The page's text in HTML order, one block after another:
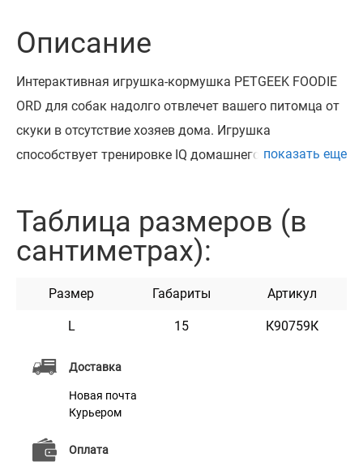
Доставка
Новая почта
Курьером
Оплата
Описание
Интерактивная игрушка-кормушка PETGEEK FOODIE
ORD для собак надолго отвлечет вашего питомца от
скуки в отсутствие хозяев дома. Игрушка
способствует тренировке IQ домашнего питомца в
пластик - абсолютно безопасен для здоровья
домашнего питомца.
показать еще
Таблица размеров (в
сантиметрах):
Размер Габариты Артикул
L 15 К90759К